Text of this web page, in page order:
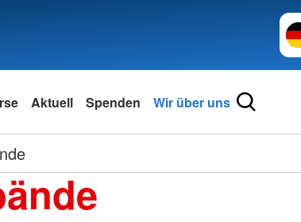
Aktuell Spenden Wir über uns